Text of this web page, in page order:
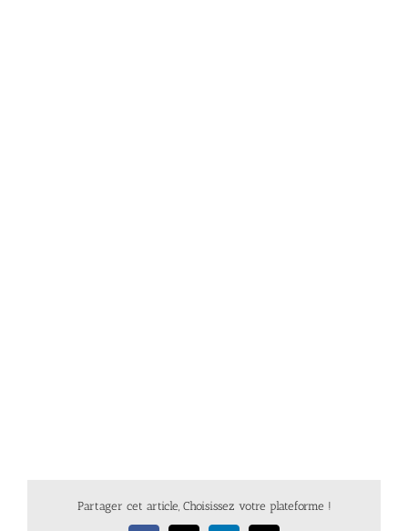
Partager cet article, Choisissez votre plateforme !